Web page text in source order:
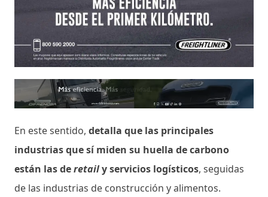
En este sentido, detalla que las principales
industrias que sí miden su huella de carbono
están las deretaily servicios logísticos, seguidas
de las industrias de construcción y alimentos.